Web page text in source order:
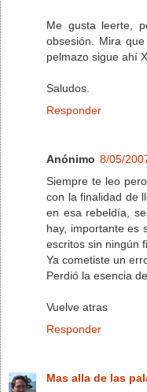
Me gusta leerte,
obsesión. Mira
pelmazo sigue ahí
Saludos.
Responder
Anónimo 8/05/
Siempre te leo
con la finalidad de
en esa rebeldía,
hay, importante es
escritos sin ningún
Ya cometiste un
Perdió la esencia
Vuelve atras
Responder
Mas alla de las